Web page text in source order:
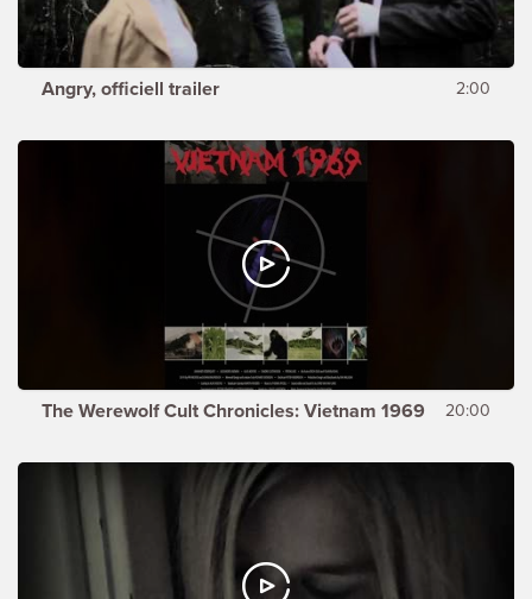
Angry, officiell trailer 2:00
The Werewolf Cult Chronicles: Vietnam 1969 20:00